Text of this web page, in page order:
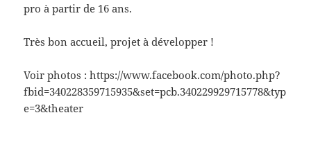
pro à partir de 16 ans.
Très bon accueil, projet à développer !
Voir photos : https://www.facebook.com/photo.php?
fbid=340228359715935&set=pcb.340229929715778&typ
e=3&theater